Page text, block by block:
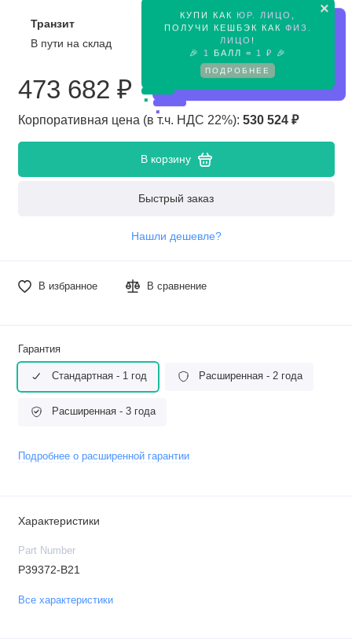
×
КУПИ КАК ЮР. ЛИЦО ,
ПОЛУЧИ КЕШБЭК КАК ФИЗ.
ЛИЦО !
🎉 1 БАЛЛ = 1 ₽ 🎉
ПОДРОБНЕЕ
Транзит
Предзаказ
В пути на склад
473 682 ₽
Корпоративная цена (в т.ч. НДС 22%): 530 524 ₽
В корзину
Быстрый заказ
Нашли дешевле?
В избранное В сравнение
Гарантия
Стандартная - 1 год Расширенная - 2 года
Расширенная - 3 года
Подробнее о расширенной гарантии
Характеристики
Part Number
P39372-B21
Все характеристики